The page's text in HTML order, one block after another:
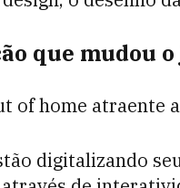
que mudou o
of home atraente
digitalizando